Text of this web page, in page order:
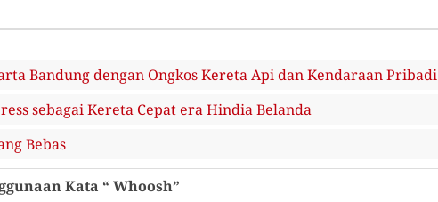
Bandung dengan Ongkos Kereta Api dan Kendaraan Pribadi
sebagai Kereta Cepat era Hindia Belanda
Bebas
Kata “ Whoosh”